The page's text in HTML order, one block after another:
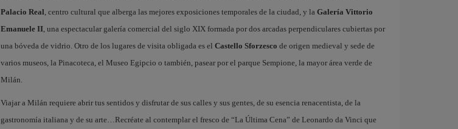
Palacio Real, centro cultural que alberga las mejores exposiciones temporales de la ciudad, y la Galería Vittorio
Emanuele II, una espectacular galería comercial del siglo XIX formada por dos arcadas perpendiculares cubiertas por
una bóveda de vidrio. Otro de los lugares de visita obligada es el Castello Sforzesco de origen medieval y sede de
varios museos, la Pinacoteca, el Museo Egipcio o también, pasear por el parque Sempione, la mayor área verde de
Milán.
Viajar a Milán requiere abrir tus sentidos y disfrutar de sus calles y sus gentes, de su esencia renacentista, de la
gastronomía italiana y de su arte…Recréate al contemplar el fresco de “La Última Cena” de Leonardo da Vinci que